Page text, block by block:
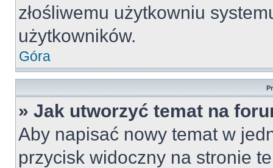
złośliwemu użytkowniu
użytkowników.
Góra
» Jak utworzyć temat na
Aby napisać nowy temat w
przycisk widoczny na stronie